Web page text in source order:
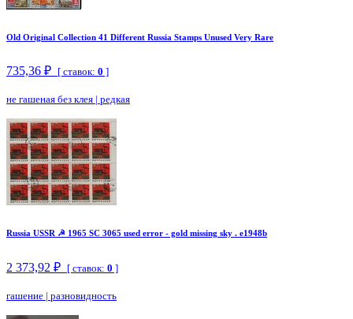
Old Original Collection 41 Different Russia Stamps Unused Very Rare
735,36 ₽ [ ставок: 0 ]
не гашеная без клея | редкая
Russia USSR ☭ 1965 SC 3065 used error - gold missing sky . e1948b
2 373,92 ₽ [ ставок: 0 ]
гашение | разновидность